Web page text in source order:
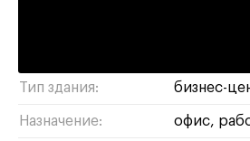
Тип здания: бизнес-
Назначение: офис